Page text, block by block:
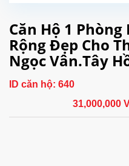
Căn Hộ 1 Phòng
Rộng Đẹp Cho
Ngọc Vân.Tây
ID căn hộ: 640
31,000,000